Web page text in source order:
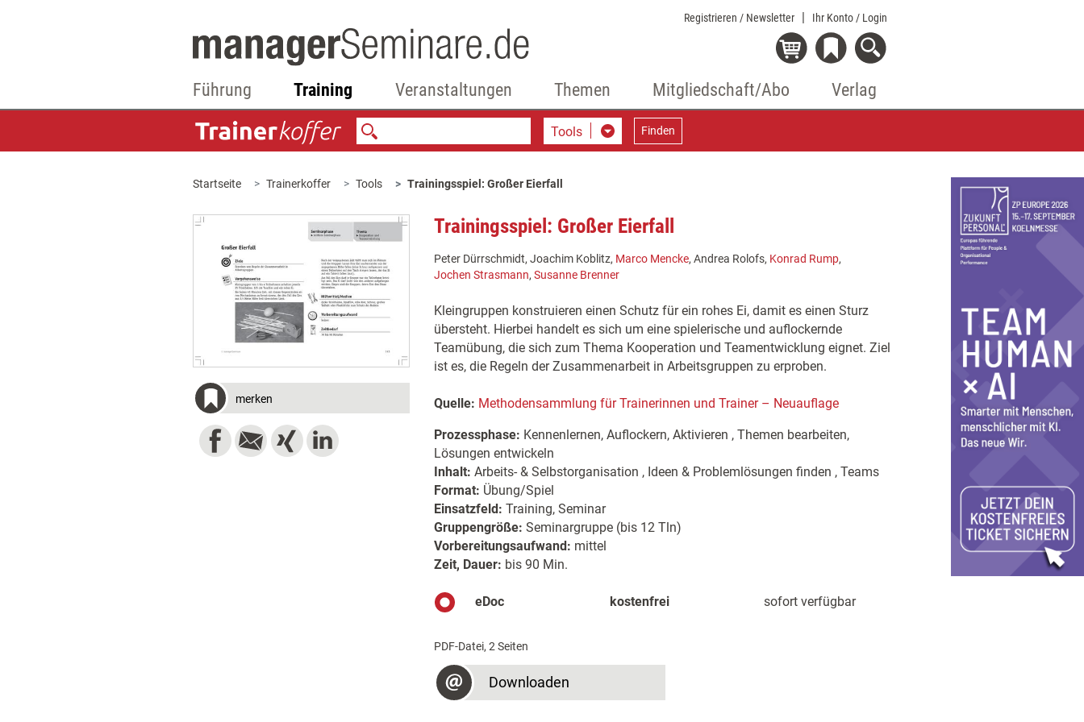
Registrieren / Newsletter Ihr Konto / Login
Führung Training Veranstaltungen Themen Mitgliedschaft/Abo Verlag
Tools Finden
Startseite Trainerkoffer Tools Trainingsspiel: Großer Eierfall
merken
Trainingsspiel: Großer Eierfall
Peter Dürrschmidt, Joachim Koblitz, Marco Mencke, Andrea Rolofs, Konrad Rump,
Jochen Strasmann, Susanne Brenner
Kleingruppen konstruieren einen Schutz für ein rohes Ei, damit es einen Sturz
übersteht. Hierbei handelt es sich um eine spielerische und auflockernde
Teamübung, die sich zum Thema Kooperation und Teamentwicklung eignet. Ziel
ist es, die Regeln der Zusammenarbeit in Arbeitsgruppen zu erproben.
Quelle: Methodensammlung für Trainerinnen und Trainer – Neuauflage
Prozessphase: Kennenlernen, Auflockern, Aktivieren , Themen bearbeiten,
Lösungen entwickeln
Inhalt: Arbeits- & Selbstorganisation , Ideen & Problemlösungen finden , Teams
Format: Übung/Spiel
Einsatzfeld: Training, Seminar
Gruppengröße: Seminargruppe (bis 12 Tln)
Vorbereitungsaufwand: mittel
Zeit, Dauer: bis 90 Min.
eDoc kostenfrei sofort verfügbar
PDF-Datei, 2 Seiten
Downloaden